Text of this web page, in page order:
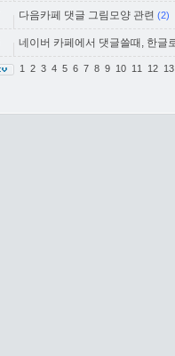
다음카페 댓글 그림모양 관련 (2)
네이버 카페에서 댓글쓸때, 한글
1 2 3 4 5 6 7 8 9 10 11 12